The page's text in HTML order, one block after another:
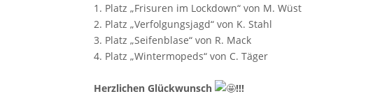
1. Platz „Frisuren im Lockdown“ von M. Wüst
2. Platz „Verfolgungsjagd“ von K. Stahl
3. Platz „Seifenblase“ von R. Mack
4. Platz „Wintermopeds“ von C. Täger
Herzlichen Glückwunsch !!!